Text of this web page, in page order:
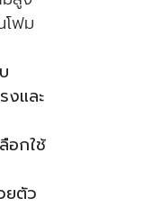
โฟม
งและ
อกใช้
ยตัว